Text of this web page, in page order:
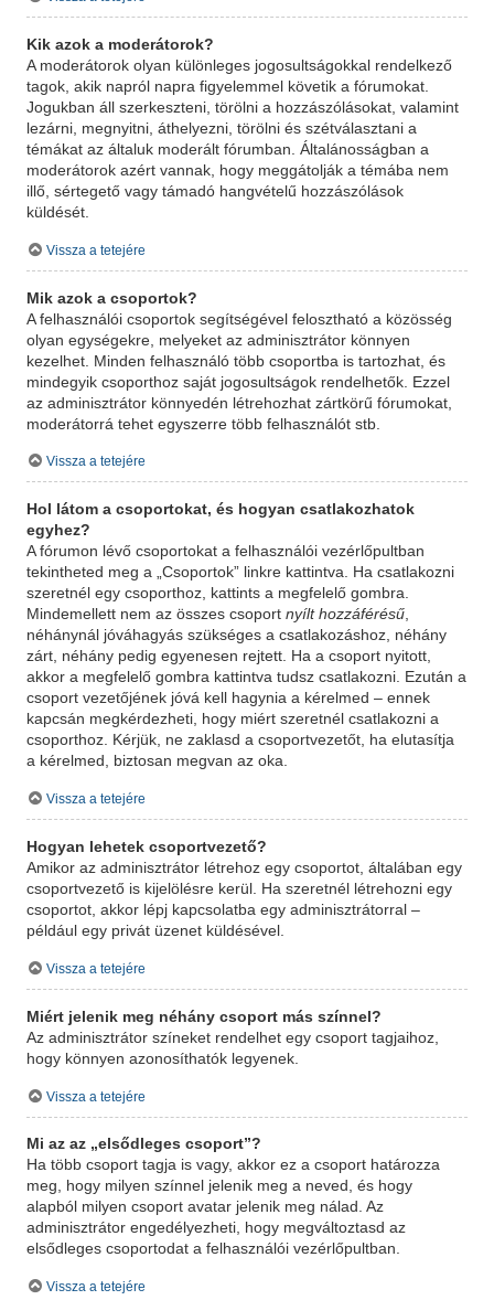
Kik azok a moderátorok?
A moderátorok olyan különleges jogosultságokkal rendelkező
tagok, akik napról napra figyelemmel követik a fórumokat.
Jogukban áll szerkeszteni, törölni a hozzászólásokat, valamint
lezárni, megnyitni, áthelyezni, törölni és szétválasztani a
témákat az általuk moderált fórumban. Általánosságban a
moderátorok azért vannak, hogy meggátolják a témába nem
illő, sértegető vagy támadó hangvételű hozzászólások
küldését.
Vissza a tetejére
Mik azok a csoportok?
A felhasználói csoportok segítségével felosztható a közösség
olyan egységekre, melyeket az adminisztrátor könnyen
kezelhet. Minden felhasználó több csoportba is tartozhat, és
mindegyik csoporthoz saját jogosultságok rendelhetők. Ezzel
az adminisztrátor könnyedén létrehozhat zártkörű fórumokat,
moderátorrá tehet egyszerre több felhasználót stb.
Vissza a tetejére
Hol látom a csoportokat, és hogyan csatlakozhatok
egyhez?
A fórumon lévő csoportokat a felhasználói vezérlőpultban
tekintheted meg a „Csoportok” linkre kattintva. Ha csatlakozni
szeretnél egy csoporthoz, kattints a megfelelő gombra.
Mindemellett nem az összes csoportnyílt hozzáférésű,
néhánynál jóváhagyás szükséges a csatlakozáshoz, néhány
zárt, néhány pedig egyenesen rejtett. Ha a csoport nyitott,
akkor a megfelelő gombra kattintva tudsz csatlakozni. Ezután a
csoport vezetőjének jóvá kell hagynia a kérelmed – ennek
kapcsán megkérdezheti, hogy miért szeretnél csatlakozni a
csoporthoz. Kérjük, ne zaklasd a csoportvezetőt, ha elutasítja
a kérelmed, biztosan megvan az oka.
Vissza a tetejére
Hogyan lehetek csoportvezető?
Amikor az adminisztrátor létrehoz egy csoportot, általában egy
csoportvezető is kijelölésre kerül. Ha szeretnél létrehozni egy
csoportot, akkor lépj kapcsolatba egy adminisztrátorral –
például egy privát üzenet küldésével.
Vissza a tetejére
Miért jelenik meg néhány csoport más színnel?
Az adminisztrátor színeket rendelhet egy csoport tagjaihoz,
hogy könnyen azonosíthatók legyenek.
Vissza a tetejére
Mi az az „elsődleges csoport”?
Ha több csoport tagja is vagy, akkor ez a csoport határozza
meg, hogy milyen színnel jelenik meg a neved, és hogy
alapból milyen csoport avatar jelenik meg nálad. Az
adminisztrátor engedélyezheti, hogy megváltoztasd az
elsődleges csoportodat a felhasználói vezérlőpultban.
Vissza a tetejére